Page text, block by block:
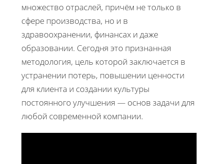
множество отраслей, причём не только в
сфере производства, но и в
здравоохранении, финансах и даже
образовании. Сегодня это признанная
методология, цель которой заключается в
устранении потерь, повышении ценности
для клиента и создании культуры
постоянного улучшения — основ задачи для
любой современной компании.